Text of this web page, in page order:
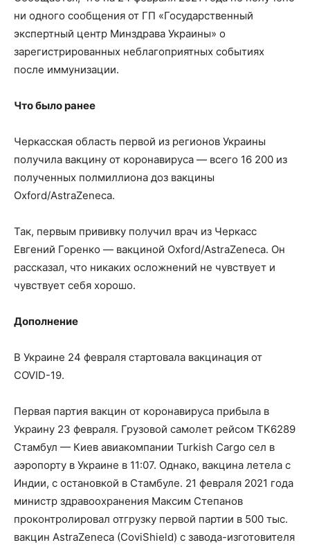
ни одного сообщения от ГП «Государственный
экспертный центр Минздрава Украины» о
зарегистрированных неблагоприятных событиях
после иммунизации.
Что было ранее
Черкасская область первой из регионов Украины
получила вакцину от коронавируса — всего 16 200 из
полученных полмиллиона доз вакцины
Oxford/AstraZeneca.
Так, первым прививку получил врач из Черкасс
Евгений Горенко — вакциной Oxford/AstraZeneca. Он
рассказал, что никаких осложнений не чувствует и
чувствует себя хорошо.
Дополнение
В Украине 24 февраля стартовала вакцинация от
COVID-19.
Первая партия вакцин от коронавируса прибыла в
Украину 23 февраля. Грузовой самолет рейсом TK6289
Стамбул — Киев авиакомпании Turkish Cargo сел в
аэропорту в Украине в 11:07. Однако, вакцина летела с
Индии, с остановкой в Стамбуле. 21 февраля 2021 года
министр здравоохранения Максим Степанов
проконтролировал отгрузку первой партии в 500 тыс.
вакцин AstraZeneca (CoviShield) с завода-изготовителя